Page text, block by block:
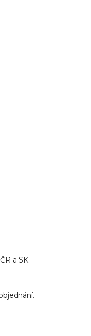
a SK.